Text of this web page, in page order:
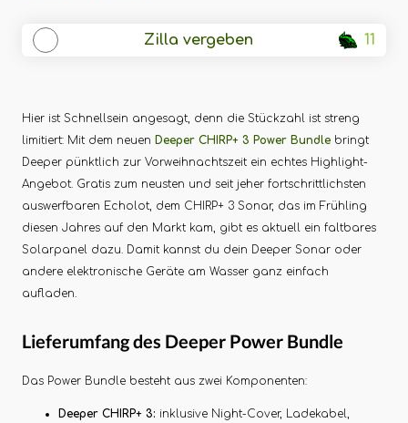
Zilla vergeben 11
Hier ist Schnellsein angesagt, denn die Stückzahl ist streng
limitiert: Mit dem neuen Deeper CHIRP+ 3 Power Bundle bringt
Deeper pünktlich zur Vorweihnachtszeit ein echtes Highlight-
Angebot. Gratis zum neusten und seit jeher fortschrittlichsten
auswerfbaren Echolot, dem CHIRP+ 3 Sonar, das im Frühling
diesen Jahres auf den Markt kam, gibt es aktuell ein faltbares
Solarpanel dazu. Damit kannst du dein Deeper Sonar oder
andere elektronische Geräte am Wasser ganz einfach
aufladen.
Lieferumfang des Deeper Power Bundle
Das Power Bundle besteht aus zwei Komponenten:
Deeper CHIRP+ 3: inklusive Night-Cover, Ladekabel,